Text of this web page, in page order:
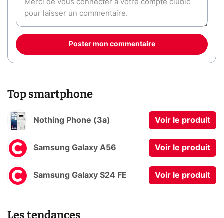
Poster mon commentaire
Top smartphone
Nothing Phone (3a) Voir le produit
Samsung Galaxy A56 Voir le produit
Samsung Galaxy S24 FE Voir le produit
Les tendances